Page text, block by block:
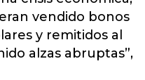
vendido bonos
y remitidos al
alzas abruptas”,